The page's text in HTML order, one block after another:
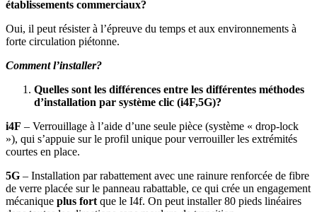
établissements commerciaux?
Oui, il peut résister à l’épreuve du temps et aux environnements à
forte circulation piétonne.
Comment l’installer?
Quelles sont les différences entre les différentes méthodes
d’installation par système clic (i4F,5G)?
i4F – Verrouillage à l’aide d’une seule pièce (système « drop-lock
»), qui s’appuie sur le profil unique pour verrouiller les extrémités
courtes en place.
5G – Installation par rabattement avec une rainure renforcée de fibre
de verre placée sur le panneau rabattable, ce qui crée un engagement
mécanique plus fort que le I4f. On peut installer 80 pieds linéaires